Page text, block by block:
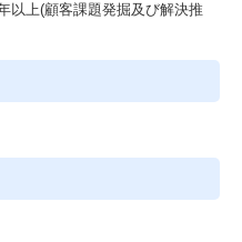
以上(顧客課題発掘及び解決推